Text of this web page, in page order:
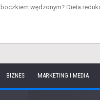
boczkiem wędzonym? Dieta
BIZNES MARKETING I MEDIA